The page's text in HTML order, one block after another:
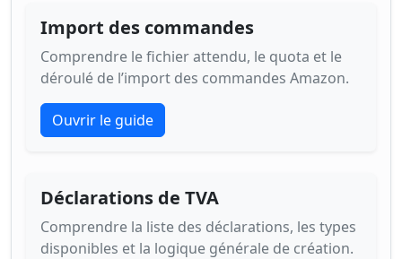
Import des commandes
Comprendre le fichier attendu, le quota et le
déroulé de l’import des commandes Amazon.
Ouvrir le guide
Déclarations de TVA
Comprendre la liste des déclarations, les types
disponibles et la logique générale de création.